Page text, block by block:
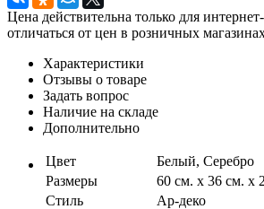
Цена действительна только для
отличаться от цен в розничных
Характеристики
Отзывы о товаре
Задать вопрос
Наличие на складе
Дополнительно
Цвет
Белый, Серебро
Размеры
60 см. х 36 см. х
Стиль
Ар-деко